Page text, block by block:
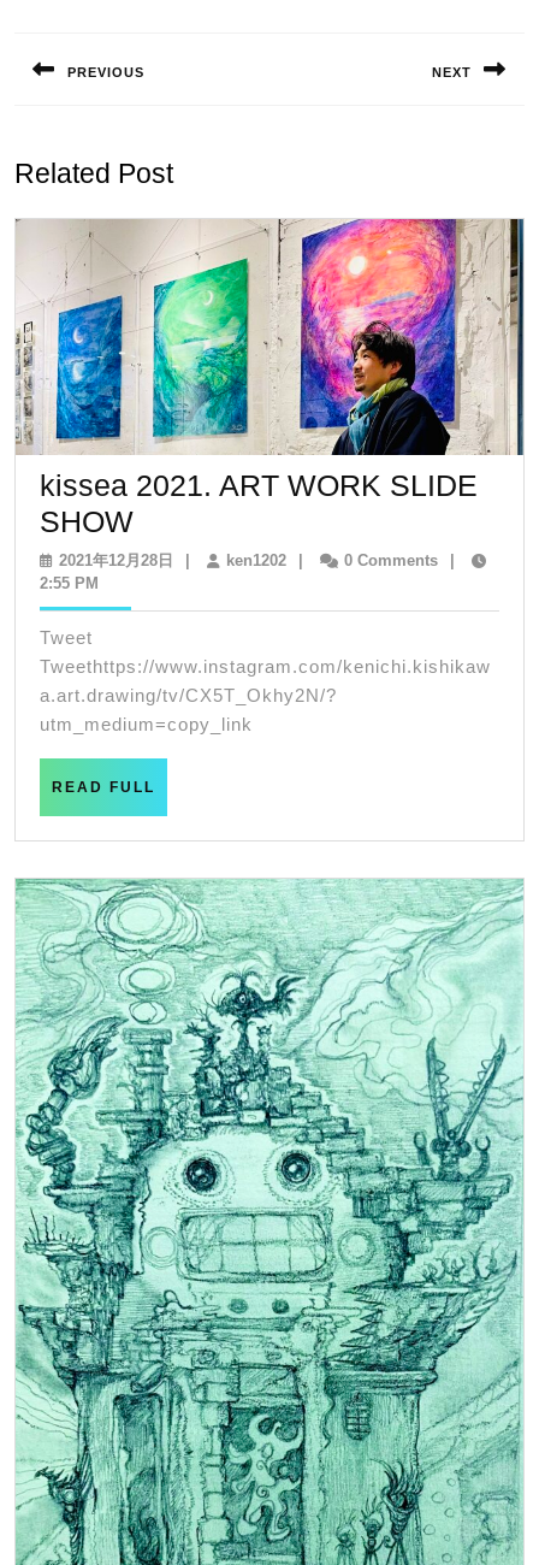
ナ
ゲ
ー
シ
ン
PREVIOUS NEXT
Related Post
kissea 2021. ART WORK SLIDE
SHOWkissea
2021.
SLIDE
SHOW
2021年12月28日
2021
日
ken1202ken12020 Comments
2:55 PM
Tweet
Tweethttps://www.instagram.com/kenichi.kishikaw
a.art.drawing/tv/CX5T_Okhy2N/?
utm_medium=copy_link
READ FULL